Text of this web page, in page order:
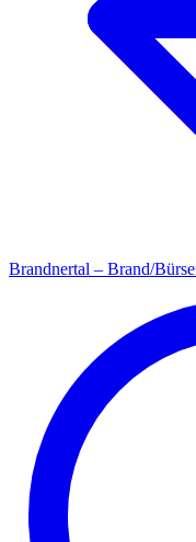
Brandnertal – Brand/